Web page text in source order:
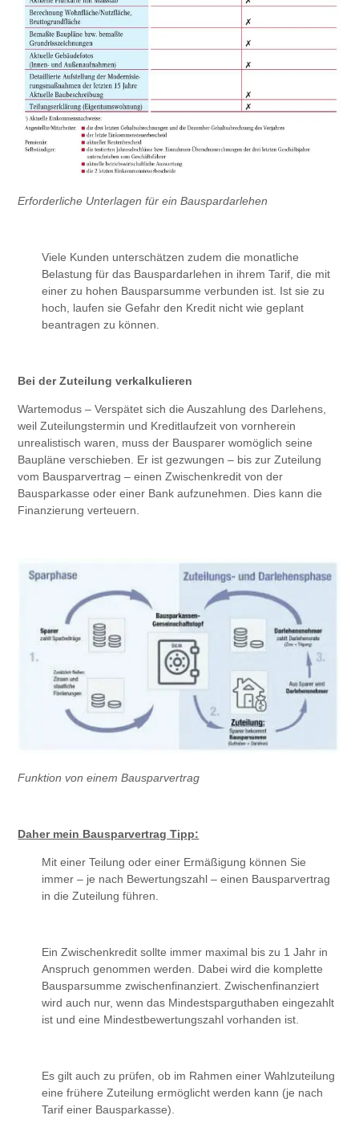
Erforderliche Unterlagen für ein Bauspardarlehen
Viele Kunden unterschätzen zudem die monatliche
Belastung für das Bauspardarlehen in ihrem Tarif, die mit
einer zu hohen Bausparsumme ­verbunden ist. Ist sie zu
hoch, laufen sie Gefahr den Kredit nicht wie geplant
beantragen zu können.
Bei der Zuteilung verkalkulieren
Wartemodus – Verspätet sich die Auszahlung des Darlehens,
weil Zuteilungs­termin und Kreditlaufzeit von vornhe­rein
unrealistisch waren, muss der ­Bausparer womöglich seine
Baupläne verschieben. Er ist gezwungen – bis zur Zuteilung
vom Bausparvertrag – einen Zwischenkredit von der
Bausparkasse oder einer Bank aufzunehmen. Dies kann die
Finanzierung verteuern.
Funktion von einem Bausparvertrag
Daher mein Bausparvertrag Tipp:
Mit einer Teilung oder einer Ermäßigung können Sie
immer – je nach Bewertungszahl – einen Bausparvertrag
in die Zuteilung führen.
Ein Zwischenkredit sollte immer maximal bis zu 1 Jahr in
Anspruch genommen werden. Dabei wird die komplette
Bausparsumme zwischenfinanziert. Zwischenfinanziert
wird auch nur, wenn das Mindestsparguthaben eingezahlt
ist und eine Mindestbewertungszahl vorhanden ist.
Es gilt auch zu prüfen, ob im Rahmen einer Wahlzuteilung
eine frühere Zuteilung ermöglicht werden kann (je nach
Tarif einer Bausparkasse).